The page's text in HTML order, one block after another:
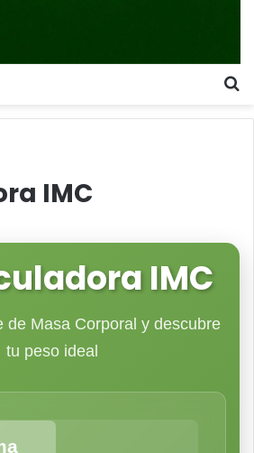
IMC
IMC
de Masa Corporal y descubre
tu peso ideal